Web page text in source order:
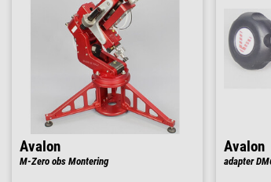
Avalon
M-Zero obs Montering
Avalon
adapter